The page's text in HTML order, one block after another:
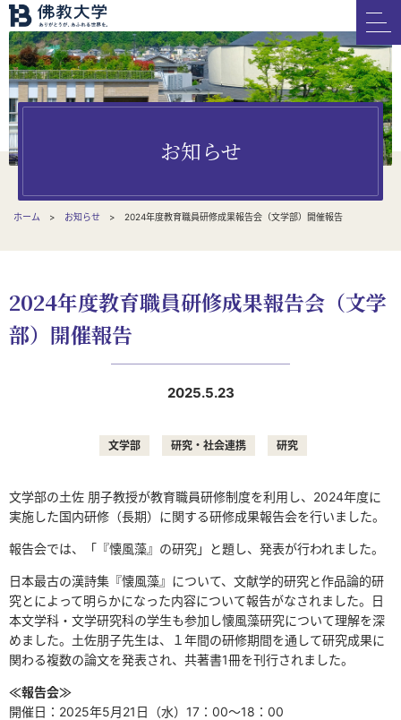
お知らせ
ホーム お知らせ 2024年度教育職員研修成果報告会（文学部）開催報告
2024年度教育職員研修成果報告会（文学
部）開催報告
2025.5.23
文学部 研究・社会連携 研究
文学部の土佐 朋子教授が教育職員研修制度を利用し、 2024年度に
実施した国内研修（長期）に関する研修成果報告会を行いました。
報告会では、「『懐風藻』の研究」と題し、発表が行われました。
日本最古の漢詩集『懐風藻』について、文献学的研究と作品論的研
究とによって明らかになった内容について報告がなされました。日
本文学科・文学研究科の学生も参加し懐風藻研究について理解を深
めました。土佐朋子先生は、１年間の研修期間を通して研究成果に
関わる複数の論文を発表され、共著書1冊を刊行されました。
≪報告会≫
開催日：2025年5月21 日（水） 17 ： 00～18 ： 00